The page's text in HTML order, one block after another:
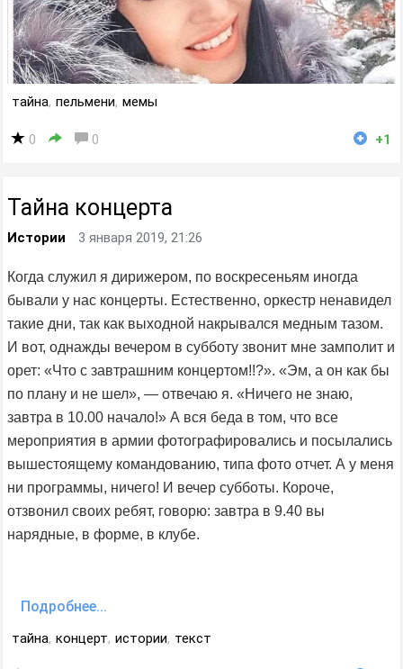
тайна, пельмени, мемы
0 0 +1
Тайна концерта
Истории 3 января 2019, 21:26
Когда служил я дирижером, по воскресеньям иногда
бывали у нас концерты. Естественно, оркестр ненавидел
такие дни, так как выходной накрывался медным тазом.
И вот, однажды вечером в субботу звонит мне замполит и
орет: «Что с завтрашним концертом!!?». «Эм, а он как бы
по плану и не шел», — отвечаю я. «Ничего не знаю,
завтра в 10.00 начало!» А вся беда в том, что все
мероприятия в армии фотографировались и посылались
вышестоящему командованию, типа фото отчет. А у меня
ни программы, ничего! И вечер субботы. Короче,
отзвонил своих ребят, говорю: завтра в 9.40 вы
нарядные, в форме, в клубе.
Подробнее...
тайна, концерт, истории, текст